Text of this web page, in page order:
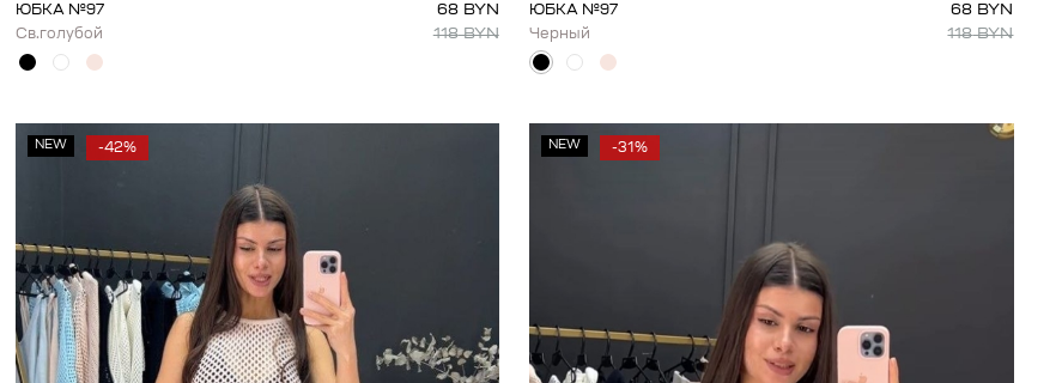
ЮБКА №97
Св.голубой
68BYN
118BYN
ЮБКА №97
Черный
68 BYN
118BYN
NEW -42% NEW -31%